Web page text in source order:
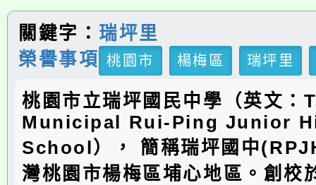
關鍵字： 瑞坪里
榮譽事項
桃園市 楊梅區 瑞坪里
桃園市立瑞坪國民中學（英文：
Municipal Rui-Ping Junior
School）， 簡稱瑞坪國中
灣桃園市楊梅區埔心地區。創校